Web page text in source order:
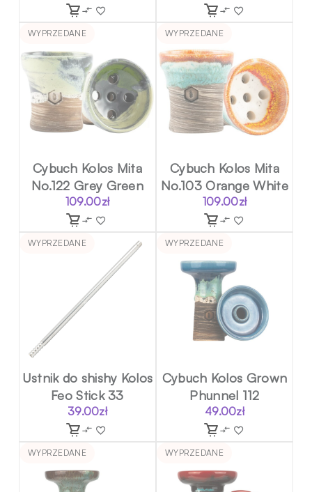
WYPRZEDANE
Cybuch Kolos Mita
No.122 Grey Green
109.00zł
WYPRZEDANE
Cybuch Kolos Mita
No.103 Orange White
109.00zł
WYPRZEDANE
Ustnik do shishy Kolos
Feo Stick 33
39.00zł
WYPRZEDANE
Cybuch Kolos Grown
Phunnel 112
49.00zł
WYPRZEDANE WYPRZEDANE